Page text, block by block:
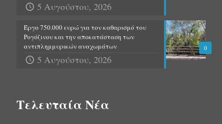
5 Αυγούστου, 2026
0
Έργο 750.000 ευρώ για τον καθαρισμό του
Ρογόζινου και την αποκατάσταση των
αντιπλημμυρικών αναχωμάτων
5 Αυγούστου, 2026
Τελευταία Νέα